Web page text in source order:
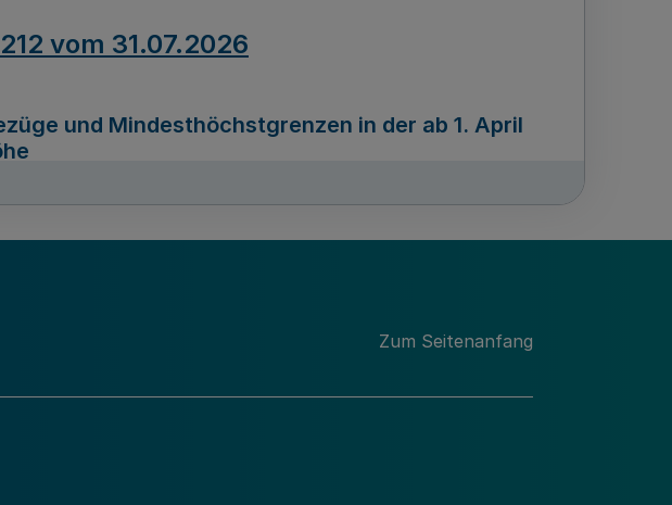
vom 31.07.2026
und Mindesthöchstgrenzen in der ab 1. April
des Förderprogramms „Mittelstand Innovativ &
Zum Seitenanfang